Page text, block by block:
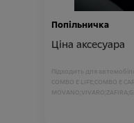
Попільничка
Ціна аксесуара
Підходить для автомобіля :
COMBO E LIFE; COMBO E
MOVANO; VIVARO; ZAFIRA;